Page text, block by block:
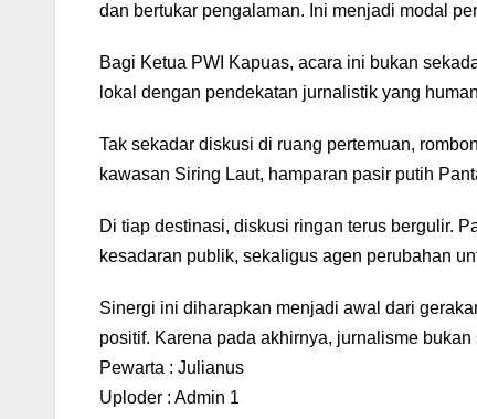
dan bertukar pengalaman. Ini menjadi modal
Bagi Ketua PWI Kapuas, acara ini bukan
lokal dengan pendekatan jurnalistik yang
Tak sekadar diskusi di ruang pertemuan,
kawasan Siring Laut, hamparan pasir putih
Di tiap destinasi, diskusi ringan terus bergulir.
kesadaran publik, sekaligus agen perubahan
Sinergi ini diharapkan menjadi awal dari
positif. Karena pada akhirnya, jurnalisme
Pewarta : Julianus
Uploder : Admin 1